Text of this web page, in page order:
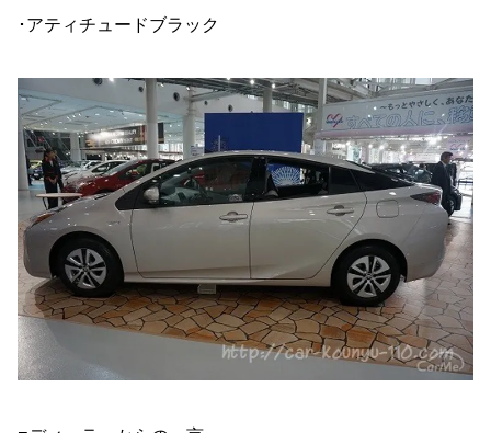
･アティチュードブラック